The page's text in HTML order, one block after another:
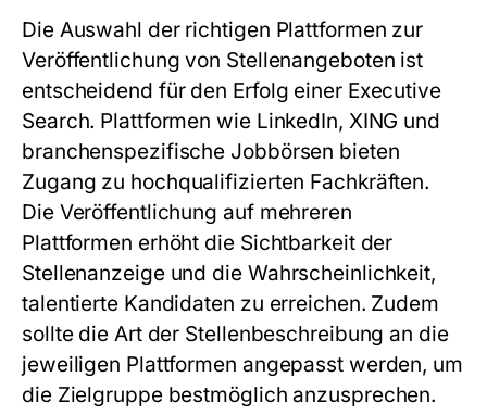
Die Auswahl der richtigen Plattformen zur
Veröffentlichung von Stellenangeboten ist
entscheidend für den Erfolg einer Executive
Search. Plattformen wie LinkedIn, XING und
branchenspezifische Jobbörsen bieten
Zugang zu hochqualifizierten Fachkräften.
Die Veröffentlichung auf mehreren
Plattformen erhöht die Sichtbarkeit der
Stellenanzeige und die Wahrscheinlichkeit,
talentierte Kandidaten zu erreichen. Zudem
sollte die Art der Stellenbeschreibung an die
jeweiligen Plattformen angepasst werden, um
die Zielgruppe bestmöglich anzusprechen.